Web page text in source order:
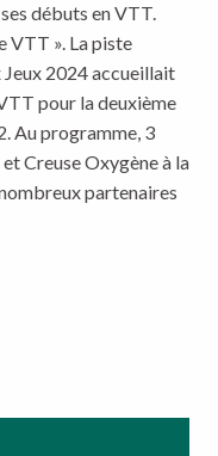
débuts en VTT.
VTT ». La piste
2024 accueillait
pour la deuxième
Au programme, 3
Creuse Oxygène à la
partenaires